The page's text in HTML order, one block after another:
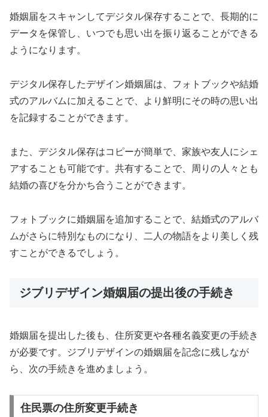
婚姻届をスキャンしてデジタル保存することで、長期的に
データを保管し、いつでも思い出を振り返ることができる
ようになります。
デジタル保存したデザイン婚姻届は、フォトブックや結婚
式のアルバムに加えることで、より鮮明にその時の思い出
を記録することができます。
また、デジタル保存はコピーが簡単で、家族や友人にシェ
アすることも可能です。共有することで、周りの人々とも
結婚の喜びを分かち合うことができます。
フォトブックに婚姻届を追加することで、結婚式のアルバ
ムがさらに特別なものになり、二人の物語をより美しく残
すことができるでしょう。
ジブリデザイン婚姻届の提出後の手続き
婚姻届を提出した後も、住所変更や各種名義変更の手続き
が必要です。ジブリデザインの婚姻届を記念に残しなが
ら、次の手続きを進めましょう。
住民票の住所変更手続き